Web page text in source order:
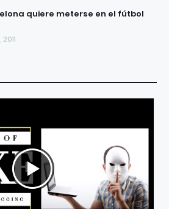
quiere meterse en el fútbol